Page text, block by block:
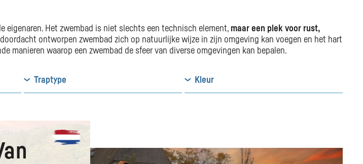
Het zwembad is niet slechts een technisch element, maar een plek voor rust,
ontworpen zwembad zich op natuurlijke wijze in zijn omgeving kan voegen en het hart
manieren waarop een zwembad de sfeer van diverse omgevingen kan bepalen.
Traptype Kleur